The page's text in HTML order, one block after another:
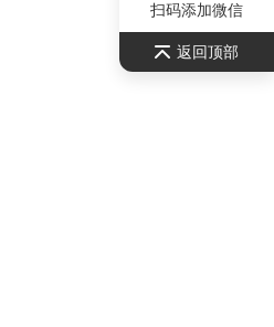
扫码添加微信
返回顶部